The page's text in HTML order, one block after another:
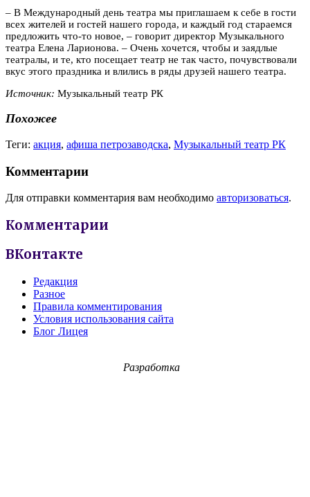
– В Международный день театра мы приглашаем к себе в гости
всех жителей и гостей нашего города, и каждый год стараемся
предложить что-то новое, – говорит директор Музыкального
театра Елена Ларионова. – Очень хочется, чтобы и заядлые
театралы, и те, кто посещает театр не так часто, почувствовали
вкус этого праздника и влились в ряды друзей нашего театра.
Источник: Музыкальный театр РК
Похожее
Теги: акция, афиша петрозаводска, Музыкальный театр РК
Комментарии
Для отправки комментария вам необходимо авторизоваться.
Комментарии
ВКонтакте
Редакция
Разное
Правила комментирования
Условия использования сайта
Блог Лицея
Разработка